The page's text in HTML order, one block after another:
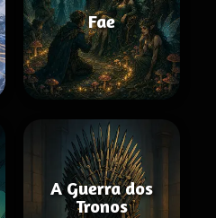
Fae
A Guerra dos
Tronos